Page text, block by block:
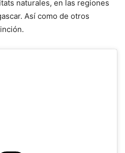
naturales, en las regiones
Así como de otros